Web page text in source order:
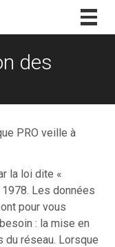
des
PRO veille à
la loi dite «
Les données
pour vous
: la mise en
réseau. Lorsque